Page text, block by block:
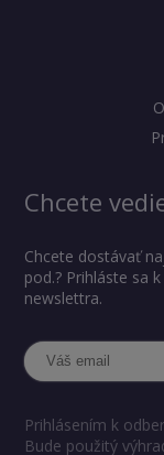
Chcete
Chcete dostávať
pod.? Prihláste sa
newslettra.
Prihlásením k
Bude použitý